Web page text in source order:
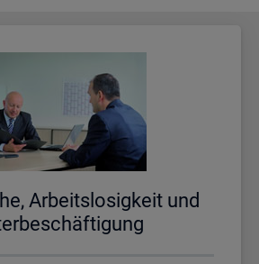
Ar­beits­lo­sig­keit und